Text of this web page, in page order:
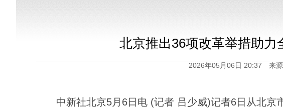
北京推出36项改革举措助力
2026年05月06日 20:37 来源
中新社北京5月6日电 (记者 吕少威)记者6日从北京